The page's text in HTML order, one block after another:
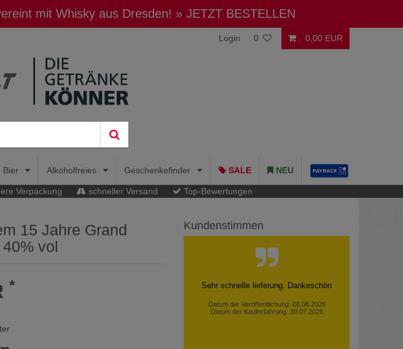
mit Whisky aus Dresden! » JETZT BESTELLEN
Login 0 0,00 EUR
Bier Alkoholfreies Geschenkefinder SALE NEU
Verpackung schneller Versand Top-Bewertungen
15 Jahre Grand
vol
*
Kundenstimmen
Sehr schnelle lieferung. Dankeschön
Datum der Veröffentlichung: 06.08.2026
Datum der Kauferfahrung: 30.07.2026